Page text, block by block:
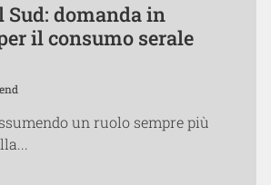
Sud: domanda in
il consumo serale
un ruolo sempre più